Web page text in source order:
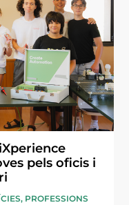
pels oficis i
, PROFESSIONS